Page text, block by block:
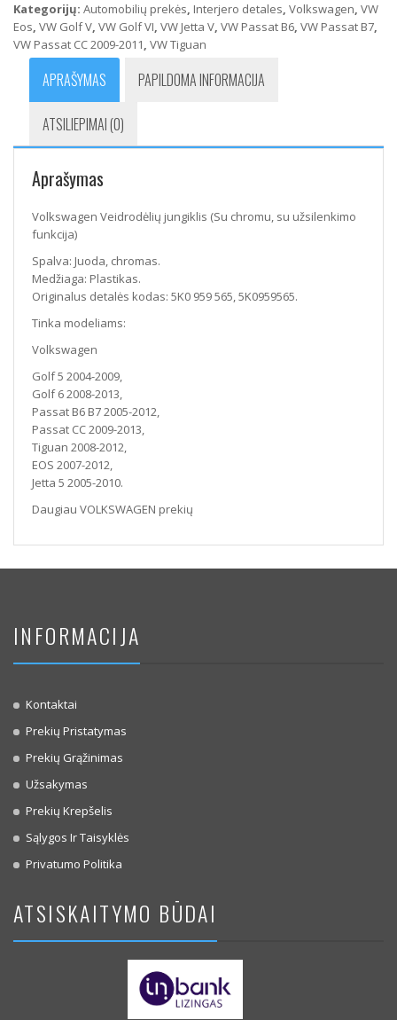
chromu,
su
užsilenkimo
Kategorijų: Automobilių prekės, Interjero detales, Volkswagen, VW
Eos, VW Golf V, VW Golf VI, VW Jetta V, VW Passat B6, VW Passat B7,
VW Passat CC 2009-2011, VW Tiguan
APRAŠYMAS PAPILDOMA INFORMACIJA
ATSILIEPIMAI (0)
Aprašymas
Volkswagen Veidrodėlių jungiklis (Su chromu, su užsilenkimo
funkcija)
Spalva: Juoda, chromas.
Medžiaga: Plastikas.
Originalus detalės kodas: 5K0 959 565, 5K0959565.
Tinka modeliams:
Volkswagen
Golf 5 2004-2009,
Golf 6 2008-2013,
Passat B6 B7 2005-2012,
Passat CC 2009-2013,
Tiguan 2008-2012,
EOS 2007-2012,
Jetta 5 2005-2010.
Daugiau VOLKSWAGEN prekių
INFORMACIJA
Kontaktai
Prekių Pristatymas
Prekių Grąžinimas
Užsakymas
Prekių Krepšelis
Sąlygos Ir Taisyklės
Privatumo Politika
ATSISKAITYMO BŪDAI